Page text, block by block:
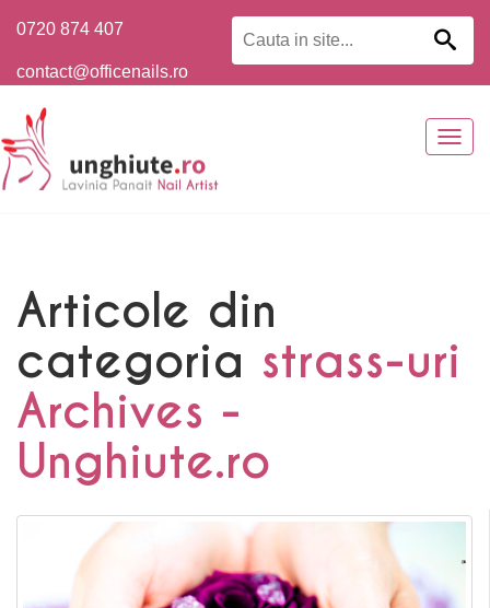
0720 874 407
contact@officenails.ro
Articole din
categoria strass-uri
Archives -
Unghiute.ro